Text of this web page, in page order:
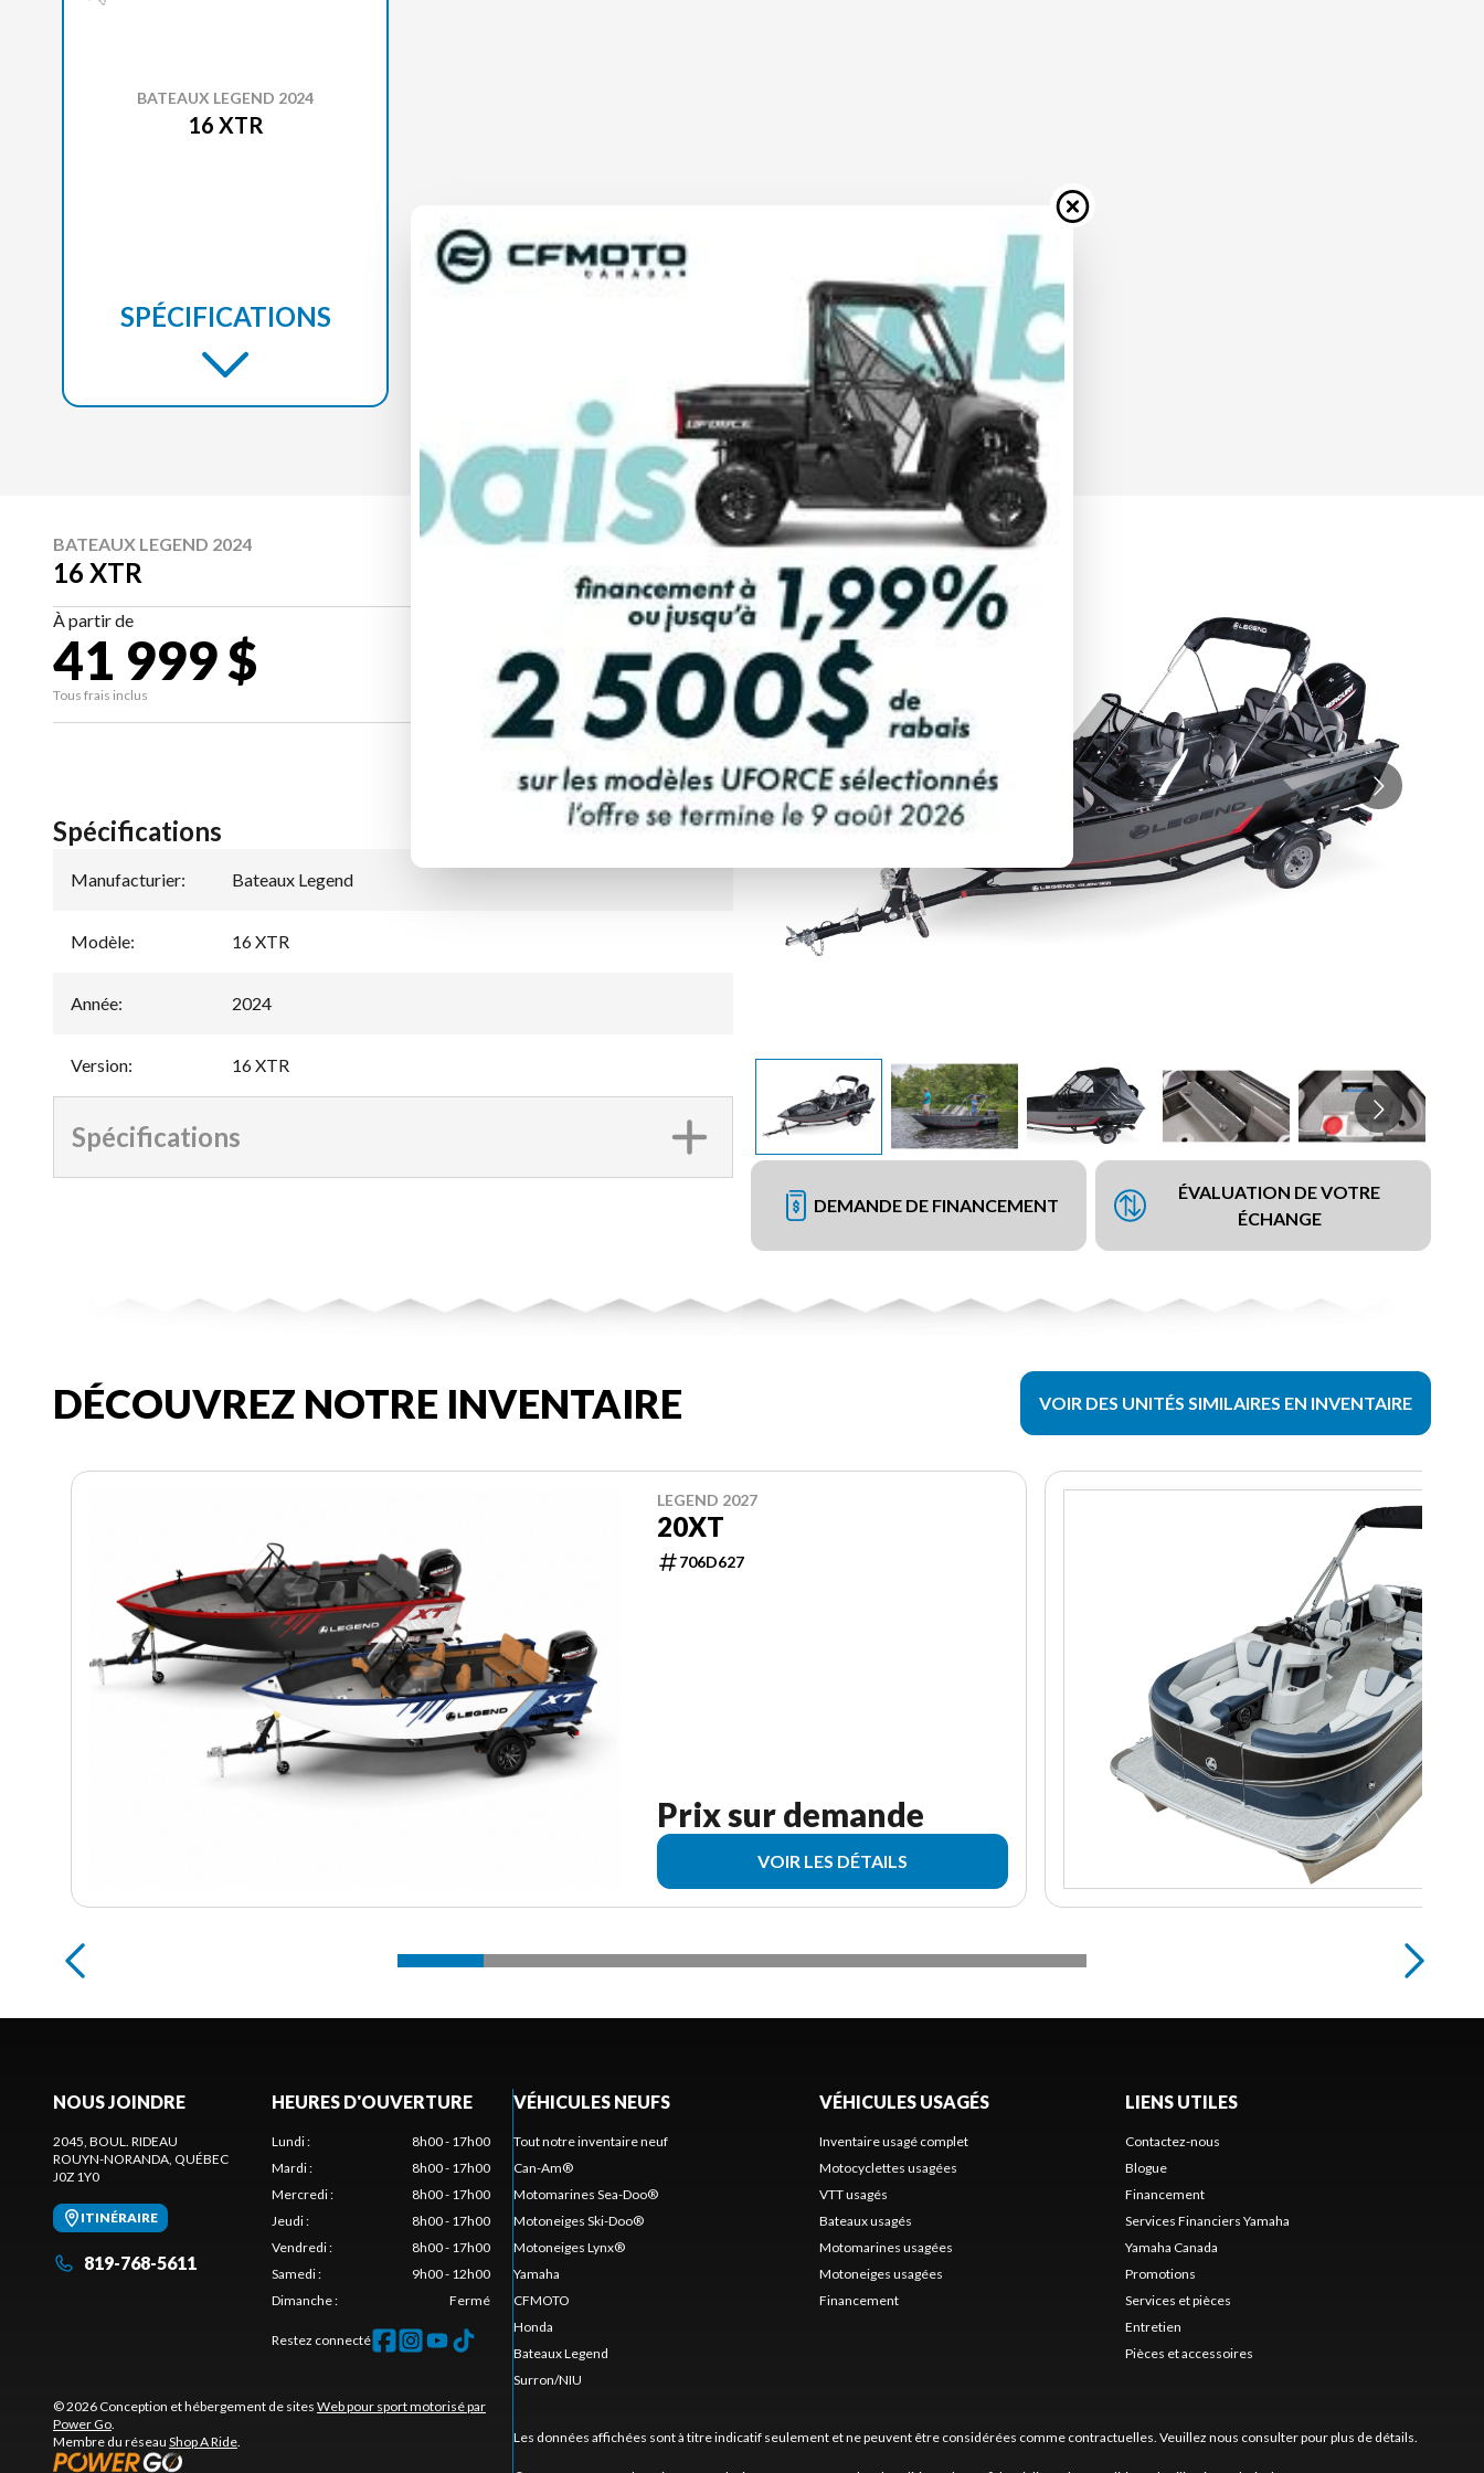
BATEAUX LEGEND 2024
16 XTR
SPÉCIFICATIONS
BATEAUX LEGEND 2024
16 XTR
À partir de
41 999 $
Tous frais inclus
CALCULATRICE DE PAIEMENT
DEMANDE DE FINANCEMENT
ÉVALUATION DE VOTRE
ÉCHANGE
Spécifications
Manufacturier: Bateaux Legend
Modèle: 16 XTR
Année: 2024
Version: 16 XTR
Spécifications
DÉCOUVREZ NOTRE INVENTAIRE VOIR DES UNITÉS SIMILAIRES EN INVENTAIRE
LEGEND 2027
20XT
706D627
Prix sur demande
VOIR LES DÉTAILS
NOUS JOINDRE
2045, BOUL. RIDEAU
ROUYN-NORANDA , QUÉBEC
J0Z 1Y0
ITINÉRAIRE
819-768-5611
HEURES D'OUVERTURE
Lundi:
8h00 - 17h00
Mardi:
8h00 - 17h00
Mercredi:
8h00 - 17h00
Jeudi:
8h00 - 17h00
Vendredi:
8h00 - 17h00
Samedi:
9h00 - 12h00
Dimanche: Fermé
Restez connecté
© 2026 Conception et hébergement de sites Web pour sport motorisé par
Power Go
Membre du réseau Shop A Ride
VÉHICULES NEUFS
Tout notre inventaire neuf
Can-Am®
Motomarines Sea-Doo®
Motoneiges Ski-Doo®
Motoneiges Lynx®
Yamaha
CFMOTO
Honda
Bateaux Legend
Surron/NIU
VÉHICULES USAGÉS
Inventaire usagé complet
Motocyclettes usagées
VTT usagés
Bateaux usagés
Motomarines usagées
Motoneiges usagées
Financement
LIENS UTILES
Contactez-nous
Blogue
Financement
Services Financiers Yamaha
Yamaha Canada
Promotions
Services et pièces
Entretien
Pièces et accessoires
Les données affichées sont à titre indicatif seulement et ne peuvent être considérées comme contractuelles. Veuillez nous consulter pour plus de détails.